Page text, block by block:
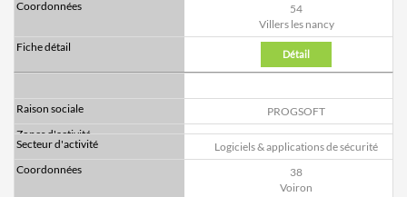
54
Villers les nancy
Détail
PROGSOFT
Logiciels & applications de sécurité
38
Voiron